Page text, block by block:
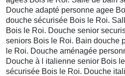
Douche adapté personne agee
douche sécurisée Bois le Roi.
Bois le Roi. Douche senior
seniors Bois le Roi. Bain douche
le Roi. Douche aménagée
Douche à l italienne senior Bois
sécurisée Bois le Roi. Douche